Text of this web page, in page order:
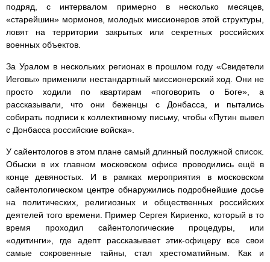
подряд, с интервалом примерно в несколько месяцев,
«старейшин» мормонов, молодых миссионеров этой структуры,
ловят на территории закрытых или секретных российских
военных объектов.
За Уралом в нескольких регионах в прошлом году «Свидетели
Иеговы» применили нестандартный миссионерский ход. Они не
просто ходили по квартирам «поговорить о Боге», а
рассказывали, что они беженцы с Донбасса, и пытались
собирать подписи к коллективному письму, чтобы «Путин вывел
с Донбасса российские войска».
У сайентологов в этом плане самый длинный послужной список.
Обыски в их главном московском офисе проводились ещё в
конце девяностых. И в рамках мероприятия в московском
сайентологическом центре обнаружились подробнейшие досье
на политических, религиозных и общественных российских
деятелей того времени. Пример Сергея Кириенко, который в то
время проходил сайентологические процедуры, или
«одитинги», где адепт рассказывает этик-офицеру все свои
самые сокровенные тайны, стал хрестоматийным. Как и